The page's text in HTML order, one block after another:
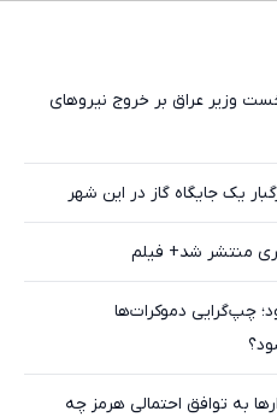
وزیر عراق بر خروج نیروهای
یک جایگاه گاز در این شهر
منتشر شد+ فیلم
چپ‌گرایی دموکرات‌ها
بازارها به توافق احتمالی هرمز چه